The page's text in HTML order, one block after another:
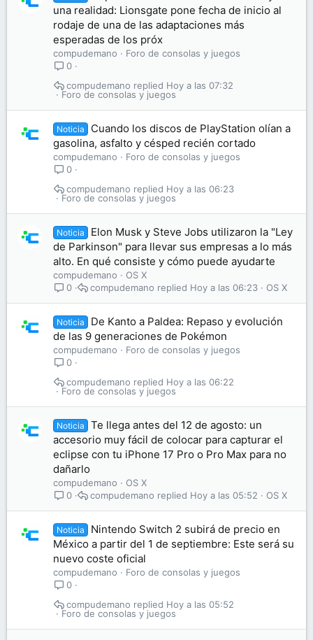
una realidad: Lionsgate pone fecha de inicio al
rodaje de una de las adaptaciones más
esperadas de los próx
compudemano
Foro de consolas y juegos
0
Foro de consolas y juegos
Hoy a las 07:32
compudemano
Noticia
Cuando los discos de PlayStation olían a
gasolina, asfalto y césped recién cortado
compudemano
Foro de consolas y juegos
0
Foro de consolas y juegos
Hoy a las 06:23
compudemano
Noticia
Elon Musk y Steve Jobs utilizaron la "Ley
de Parkinson" para llevar sus empresas a lo más
alto. En qué consiste y cómo puede ayudarte
compudemano
OS X
0
OS X
Hoy a las 06:23
compudemano
Noticia
De Kanto a Paldea: Repaso y evolución
de las 9 generaciones de Pokémon
compudemano
Foro de consolas y juegos
0
Foro de consolas y juegos
Hoy a las 06:22
compudemano
Noticia
Te llega antes del 12 de agosto: un
accesorio muy fácil de colocar para capturar el
eclipse con tu iPhone 17 Pro o Pro Max para no
dañarlo
compudemano
OS X
0
OS X
Hoy a las 05:52
compudemano
Noticia
Nintendo Switch 2 subirá de precio en
México a partir del 1 de septiembre: Este será su
nuevo coste oficial
compudemano
Foro de consolas y juegos
0
Foro de consolas y juegos
Hoy a las 05:52
compudemano